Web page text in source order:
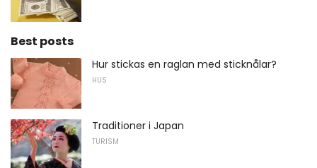
Best posts
Hur stickas en raglan med sticknålar?
HUS
Traditioner i Japan
TURISM